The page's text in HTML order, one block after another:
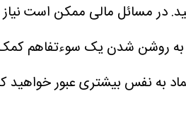
در مسائل مالی ممکن است
روشن شدن یک سوءتفاهم کمک
به نفس بیشتری عبور خواهید